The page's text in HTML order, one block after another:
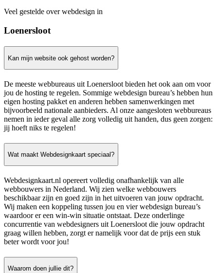
Veel gestelde over webdesign in
Loenersloot
Kan mijn website ook gehost worden?
De meeste webbureaus uit Loenersloot bieden het ook aan om voor
jou de hosting te regelen. Sommige webdesign bureau’s hebben hun
eigen hosting pakket en anderen hebben samenwerkingen met
bijvoorbeeld nationale aanbieders. Al onze aangesloten webbureaus
nemen in ieder geval alle zorg volledig uit handen, dus geen zorgen:
jij hoeft niks te regelen!
Wat maakt Webdesignkaart speciaal?
Webdesignkaart.nl opereert volledig onafhankelijk van alle
webbouwers in Nederland. Wij zien welke webbouwers
beschikbaar zijn en goed zijn in het uitvoeren van jouw opdracht.
Wij maken een koppeling tussen jou en vier webdesign bureau’s
waardoor er een win-win situatie ontstaat. Deze onderlinge
concurrentie van webdesigners uit Loenersloot die jouw opdracht
graag willen hebben, zorgt er namelijk voor dat de prijs een stuk
beter wordt voor jou!
Waarom doen jullie dit?